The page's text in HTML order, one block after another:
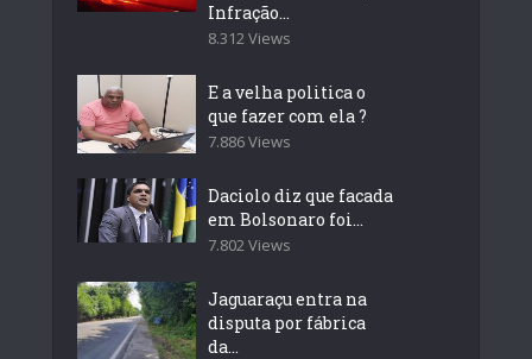
Infração...
8.312 Views
E a velha politica o
que fazer com ela ?
7.886 Views
Daciolo diz que facada
em Bolsonaro foi...
7.802 Views
Jaguaraçu entra na
disputa por fábrica
da...